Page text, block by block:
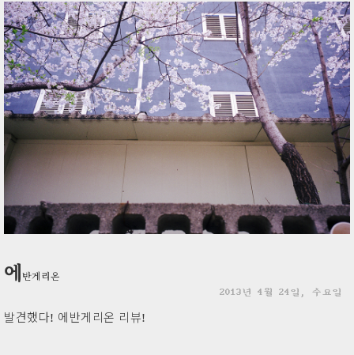
에반게리온
2013년 4월 24일, 수요일
발견했다! 에반게리온 리뷰!